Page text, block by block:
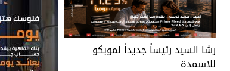
رشا السيد رئيساً جديداً لموبكو
للاسمدة